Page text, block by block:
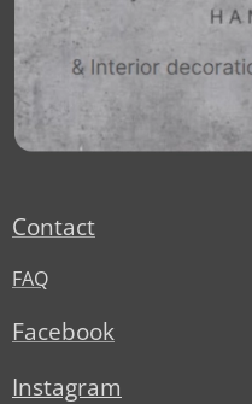
Contact
FAQ
Facebook
Instagram